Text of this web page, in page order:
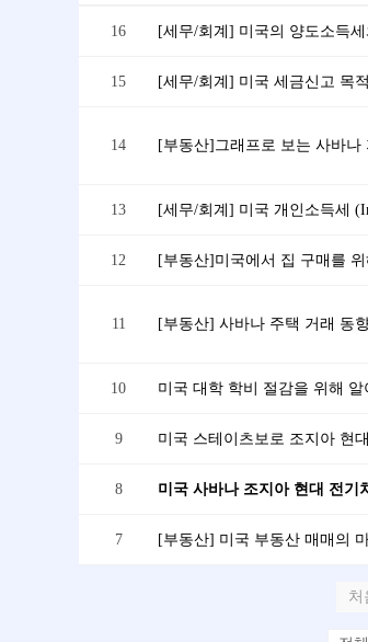
16 [세무/회계] 미국의 양도소득
15 [세무/회계] 미국 세금신고 목
14 [부동산]그래프로 보는 사바나
13 [세무/회계] 미국 개인소득세
12 [부동산] 미국에서 집 구매를
11 [부동산] 사바나 주택 거래 동
10 미국 대학 학비 절감을 위해 알
9 미국 스테이츠보로 조지아 현
8 미국 사바나 조지아 현대 전기
7 [부동산] 미국 부동산 매매의
처